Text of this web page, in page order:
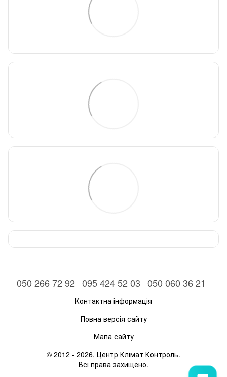
050 266 72 92 095 424 52 03 050 060 36 21
Контактна інформація
Повна версія сайту
Мапа сайту
© 2012 - 2026, Центр Клімат Контроль.
Всі права захищено.